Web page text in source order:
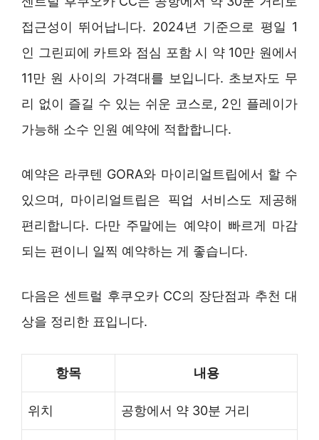
접근성이 뛰어납니다. 2024년 기준으로 평일 1
인 그린피에 카트와 점심 포함 시 약 10만 원에서
11만 원 사이의 가격대를 보입니다. 초보자도 무
리 없이 즐길 수 있는 쉬운 코스로, 2인 플레이가
가능해 소수 인원 예약에 적합합니다.
예약은 라쿠텐 GORA와 마이리얼트립에서 할 수
있으며, 마이리얼트립은 픽업 서비스도 제공해
편리합니다. 다만 주말에는 예약이 빠르게 마감
되는 편이니 일찍 예약하는 게 좋습니다.
다음은 센트럴 후쿠오카 CC의 장단점과 추천 대
상을 정리한 표입니다.
항목 내용
위치 공항에서 약 30분 거리